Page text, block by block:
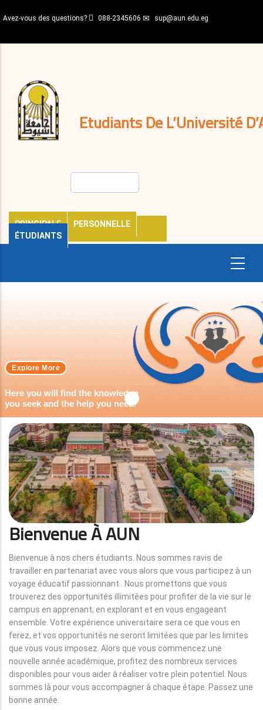
au
principal
Avez-vous des questions? 088-2345606 sup@aun.edu.eg
Etudiants De L’Université
PRINCIPALE
PERSONNELLE
ÉTUDIANTS
décisions
Expatriés
Journal
Here you will find the knowledge
you seek and the help you need.
Explore More
Bienvenue À AUN
Bienvenue à nos chers étudiants. Nous sommes ravis de
travailler en partenariat avec vous alors que vous participez à un
voyage éducatif passionnant . Nous promettons que vous
trouverez des opportunités illimitées pour profiter de la vie sur le
campus en apprenant, en explorant et en vous engageant
ensemble. Votre expérience universitaire sera ce que vous en
ferez, et vos opportunités ne seront limitées que par les limites
que vous vous imposez. Alors que vous commencez une
nouvelle année académique, profitez des nombreux services
disponibles pour vous aider à réaliser votre plein potentiel. Nous
sommes là pour vous accompagner à chaque étape. Passez une
bonne année.